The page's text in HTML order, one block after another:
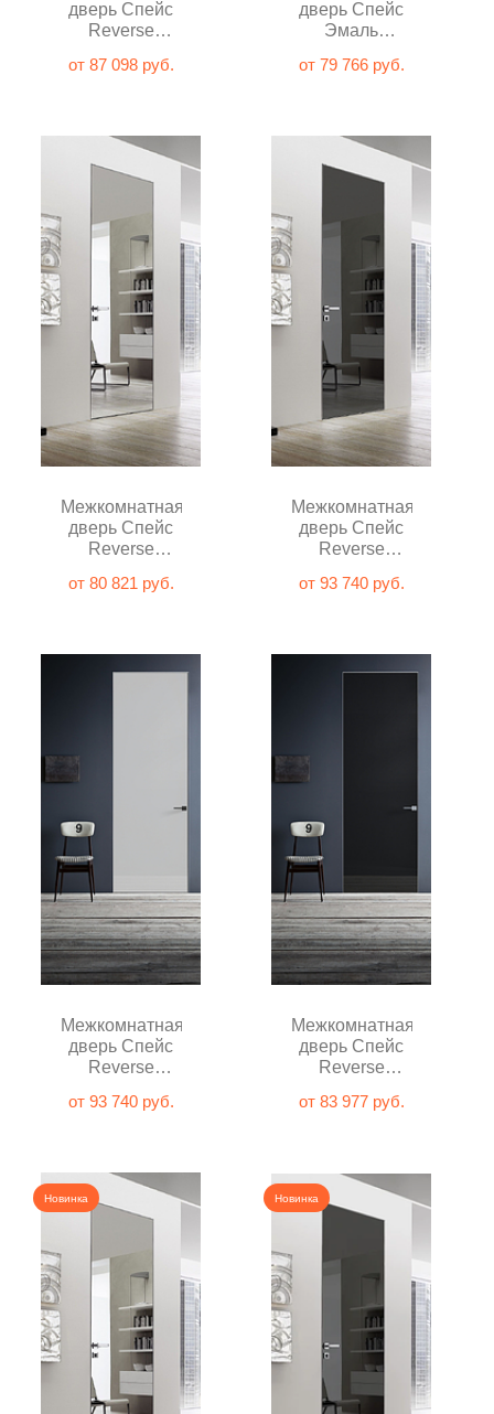
дверь Спейс
Reverse
шампань
от 87 098 руб.
дверь Спейс
Эмаль
глухая
от 79 766 руб.
Межкомнатная
дверь Спейс
Reverse
незакалённое
от 80 821 руб.
Межкомнатная
дверь Спейс
Reverse
незакалённое
от 93 740 руб.
Межкомнатная
дверь Спейс
Reverse
Лакобель
от 93 740 руб.
Межкомнатная
дверь Спейс
Reverse
Лакобель
от 83 977 руб.
Новинка Новинка